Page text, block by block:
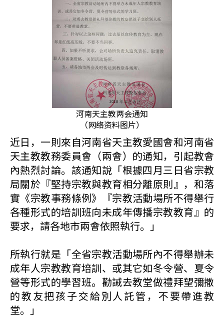
河南天主教两会通知
（网络资料图片）
近日，一則來自河南省天主教愛國會和河南省
天主教教務委員會（兩會）的通知，引起教會
內熱烈討論。該通知說「根據四月三日省宗教
局關於『堅持宗教與教育相分離原則』，和落
實《宗教事務條例》『宗教活動場所不得舉行
各種形式的培訓班向未成年傳播宗教教育』的
要求，請各地市兩會依照執行。」
所執行就是「全省宗教活動場所內不得舉辦未
成年人宗教教育培訓、或其它如冬令營、夏令
營等形式的學習班。勸誡去教堂做禮拜望彌撒
的教友把孩子交給別人託管，不要帶進教
堂。」